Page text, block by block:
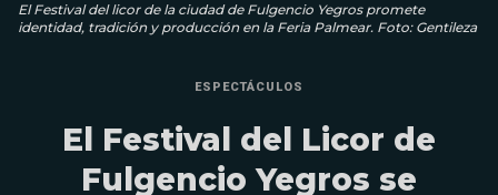
El Festival del licor de la ciudad de Fulgencio Yegros promete
identidad, tradición y producción en la Feria Palmear. Foto: Gentileza
ESPECTÁCULOS
El Festival del Licor de
Fulgencio Yegros se